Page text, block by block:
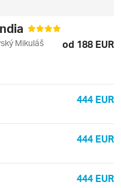
Mikuláš od 188 EUR
444 EUR
444 EUR
444 EUR